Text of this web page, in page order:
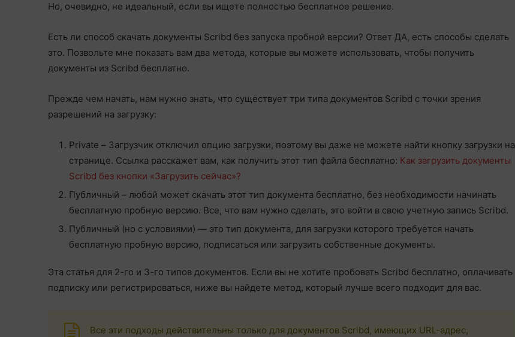
Но, очевидно, не идеальный, если вы ищете полностью бесплатное решение.
Есть ли способ скачать документы Scribd без запуска пробной версии? Ответ ДА, есть способы сделать
это. Позвольте мне показать вам два метода, которые вы можете использовать, чтобы получить
документы из Scribd бесплатно.
Прежде чем начать, нам нужно знать, что существует три типа документов Scribd с точки зрения
разрешений на загрузку:
Private – Загрузчик отключил опцию загрузки, поэтому вы даже не можете найти кнопку загрузки на
странице. Ссылка расскажет вам, как получить этот тип файла бесплатно: Как загрузить документы
Scribd без кнопки «Загрузить сейчас»?
Публичный – любой может скачать этот тип документа бесплатно, без необходимости начинать
бесплатную пробную версию. Все, что вам нужно сделать, это войти в свою учетную запись Scribd.
Публичный (но с условиями) — это тип документа, для загрузки которого требуется начать
бесплатную пробную версию, подписаться или загрузить собственные документы.
Эта статья для 2-го и 3-го типов документов. Если вы не хотите пробовать Scribd бесплатно, оплачивать
подписку или регистрироваться, ниже вы найдете метод, который лучше всего подходит для вас.
Все эти подходы действительны только для документов Scribd, имеющих URL-адрес,